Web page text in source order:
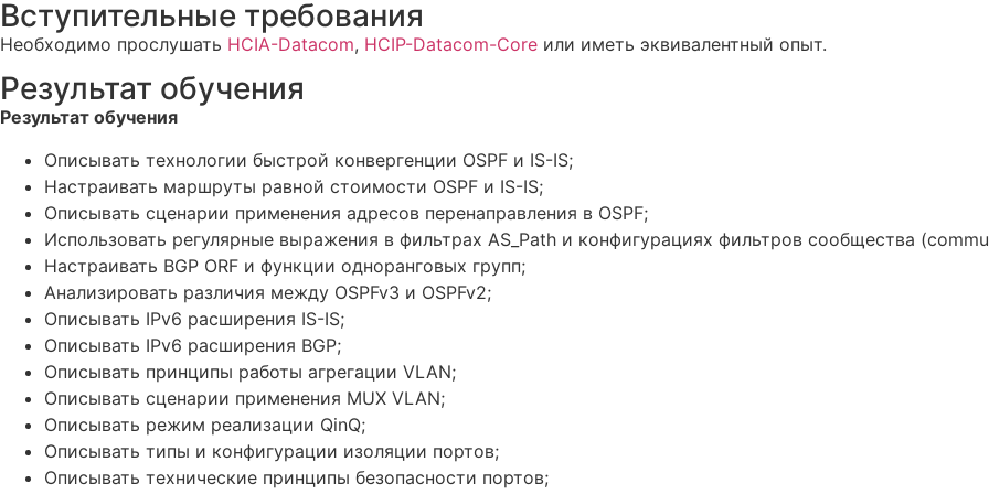
Вступительные требования
Необходимо прослушать HCIA-Datacom, HCIP-Datacom-Core или иметь эквивалентный опыт.
Результат обучения
Результат обучения
Описывать технологии быстрой конвергенции OSPF и IS-IS;
Настраивать маршруты равной стоимости OSPF и IS-IS;
Описывать сценарии применения адресов перенаправления в OSPF;
Использовать регулярные выражения в фильтрах AS_Path и конфигурациях фильтров сообщества
Настраивать BGP ORF и функции одноранговых групп;
Анализировать различия между OSPFv3 и OSPFv2;
Описывать IPv6 расширения IS-IS;
Описывать IPv6 расширения BGP;
Описывать принципы работы агрегации VLAN;
Описывать сценарии применения MUX VLAN;
Описывать режим реализации QinQ;
Описывать типы и конфигурации изоляции портов;
Описывать технические принципы безопасности портов;